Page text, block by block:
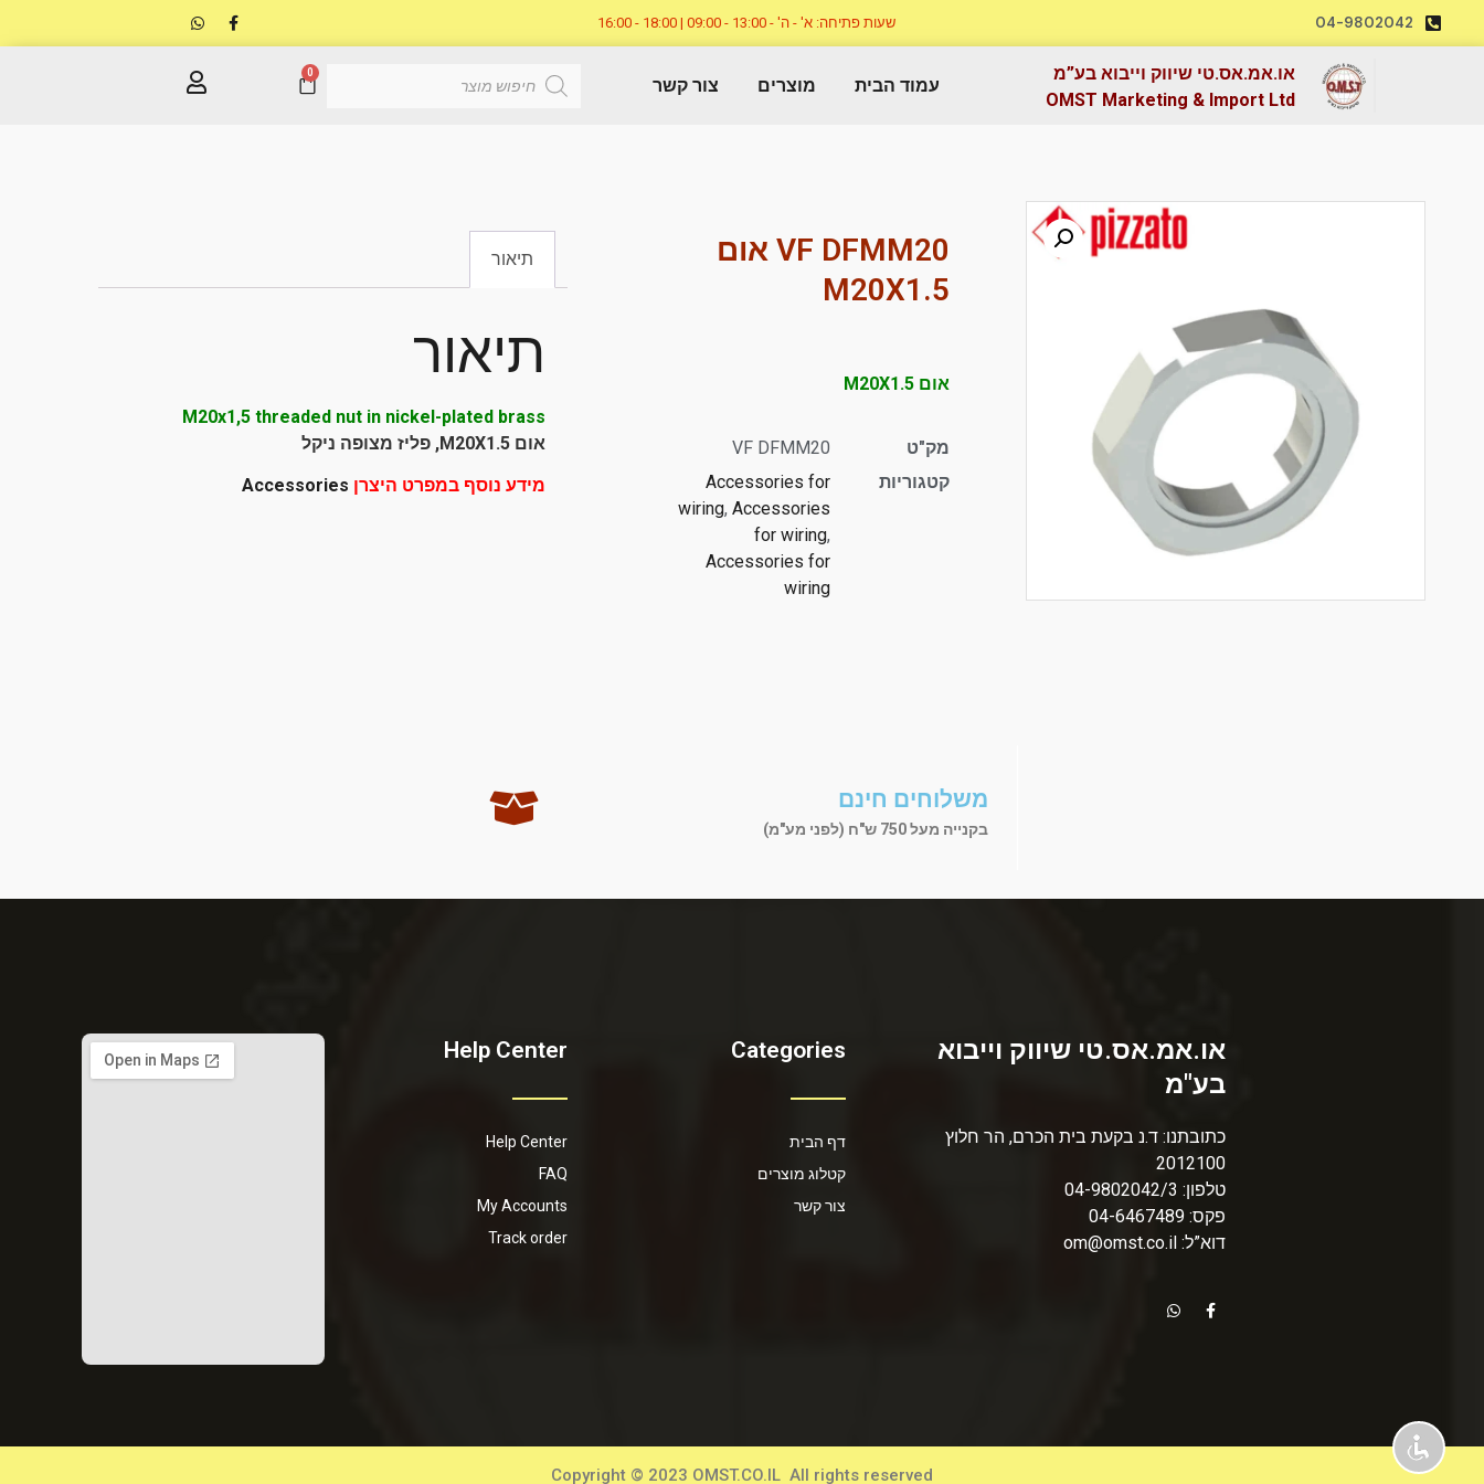
04-9802042 שעות פתיחה: א' - ה' - 13:00 - 09:00 | 18:00 - 16:00
או.אמ.אס.טי שיווק וייבוא בע”מ
OMST Marketing & Import Ltd
עמוד הבית מוצרים צור קשר
0
VF DFMM20 אום
M20X1.5
אום M20X1.5
מק"ט
VF DFMM20
קטגוריות
Accessories for
wiring,Accessories
for wiring,
Accessories for
wiring
תיאור
תיאור
M20x1,5 threaded nut in nickel-plated brass
אום M20X1.5, פליז מצופה ניקל
מידע נוסף במפרט היצרן Accessories
משלוחים חינם
בקנייה מעל 750 ש"ח (לפני מע"מ)
או.אמ.אס.טי שיווק וייבוא
בע"מ
כתובתנו: ד.נ בקעת בית הכרם, הר חלוץ
2012100
טלפון: 04-9802042/3
פקס: 04-6467489
דוא”ל: om@omst.co.il
Categories
דף הבית
קטלוג מוצרים
צור קשר
Help Center
Help Center
FAQ
My Accounts
Track order
Copyright © 2023 OMST.CO.IL All rights reserved